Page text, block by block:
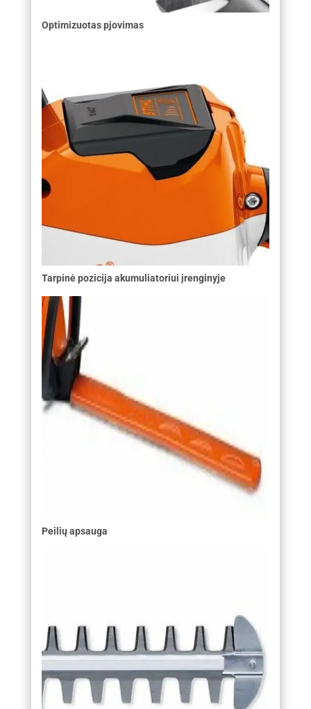
Optimizuotas pjovimas
Tarpinė pozicija akumuliatoriui įrenginyje
Peilių apsauga